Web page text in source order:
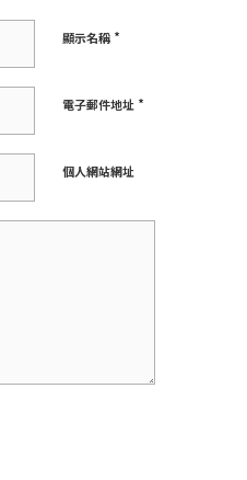
顯示名稱 *
電子郵件地址 *
個人網站網址